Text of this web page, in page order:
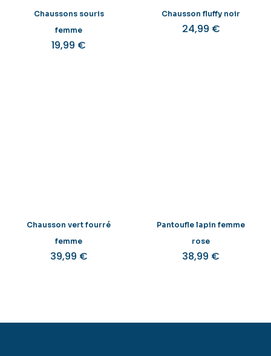
Chaussons souris
femme
19,99 €
Chausson fluffy noir
24,99 €
Chausson vert fourré
femme
39,99 €
Pantoufle lapin femme
rose
38,99 €